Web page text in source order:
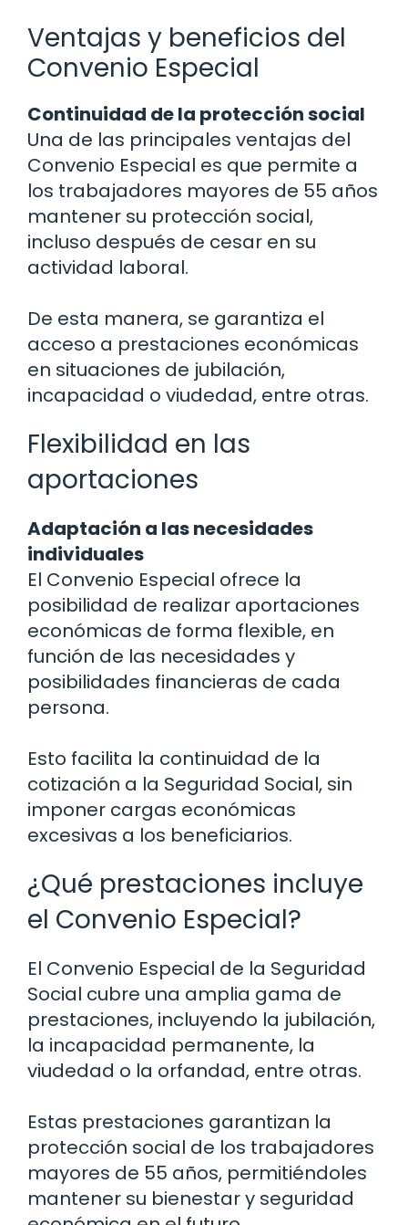
Ventajas y beneficios del
Convenio Especial
Continuidad de la protección social
Una de las principales ventajas del
Convenio Especial es que permite a
los trabajadores mayores de 55 años
mantener su protección social,
incluso después de cesar en su
actividad laboral.
De esta manera, se garantiza el
acceso a prestaciones económicas
en situaciones de jubilación,
incapacidad o viudedad, entre otras.
Flexibilidad en las
aportaciones
Adaptación a las necesidades
individuales
El Convenio Especial ofrece la
posibilidad de realizar aportaciones
económicas de forma flexible, en
función de las necesidades y
posibilidades financieras de cada
persona.
Esto facilita la continuidad de la
cotización a la Seguridad Social, sin
imponer cargas económicas
excesivas a los beneficiarios.
¿Qué prestaciones incluye
el Convenio Especial?
El Convenio Especial de la Seguridad
Social cubre una amplia gama de
prestaciones, incluyendo la jubilación,
la incapacidad permanente, la
viudedad o la orfandad, entre otras.
Estas prestaciones garantizan la
protección social de los trabajadores
mayores de 55 años, permitiéndoles
mantener su bienestar y seguridad